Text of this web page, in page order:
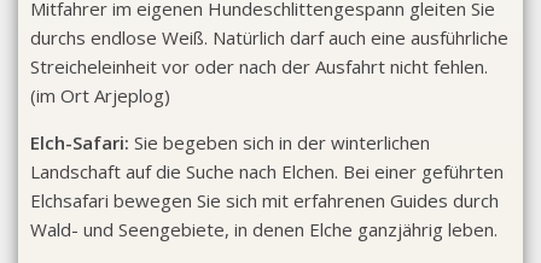
Mitfahrer im eigenen Hundeschlittengespann gleiten Sie
durchs endlose Weiß. Natürlich darf auch eine ausführliche
Streicheleinheit vor oder nach der Ausfahrt nicht fehlen.
(im Ort Arjeplog)
Elch-Safari: Sie begeben sich in der winterlichen
Landschaft auf die Suche nach Elchen. Bei einer geführten
Elchsafari bewegen Sie sich mit erfahrenen Guides durch
Wald- und Seengebiete, in denen Elche ganzjährig leben.